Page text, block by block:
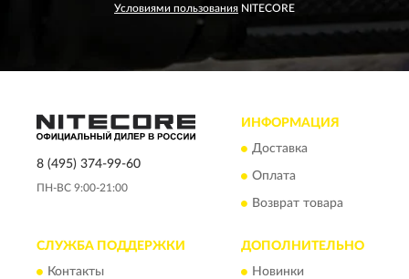
Условиями пользования NITECORE
8 (495) 374-99-60
ПН-ВС 9:00-21:00
ИНФОРМАЦИЯ
Доставка
Оплата
Возврат товара
СЛУЖБА ПОДДЕРЖКИ
Контакты
ДОПОЛНИТЕЛЬНО
Новинки